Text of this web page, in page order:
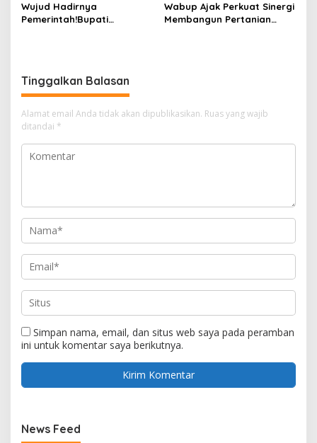
Wujud Hadirnya
Pemerintah!Bupati
Wabup Ajak Perkuat Sinergi
Membangun Pertanian
Tinggalkan Balasan
Alamat email Anda tidak akan dipublikasikan. Ruas yang wajib
ditandai *
Simpan nama, email, dan situs web saya pada peramban
ini untuk komentar saya berikutnya.
News Feed